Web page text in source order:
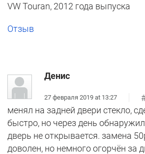
VW Touran, 2012 года выпуска
Отзыв
Денис
27 февраля 2019 at 13:27
менял на задней двери стекло,
быстро, но через день
дверь не открывается. замена
доволен, но немного огорчён за